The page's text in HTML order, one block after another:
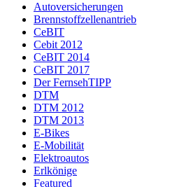
Autoversicherungen
Brennstoffzellenantrieb
CeBIT
Cebit 2012
CeBIT 2014
CeBIT 2017
Der FernsehTIPP
DTM
DTM 2012
DTM 2013
E-Bikes
E-Mobilität
Elektroautos
Erlkönige
Featured